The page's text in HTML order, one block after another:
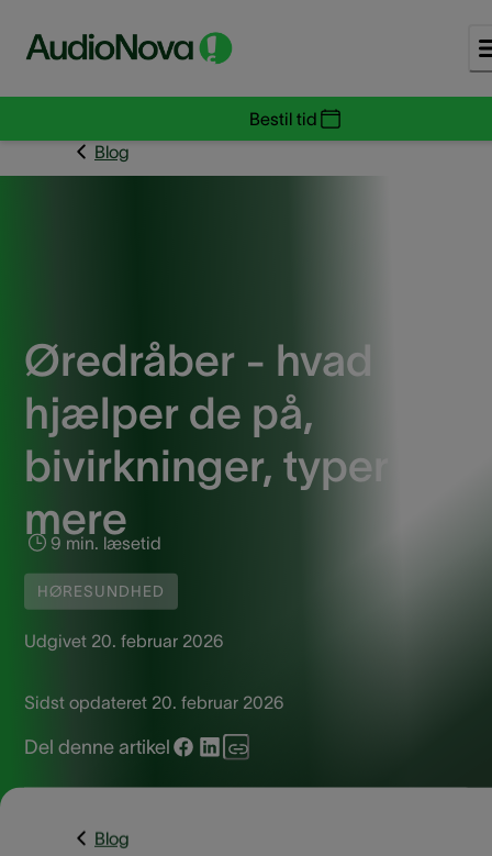
Bestil tid
Blog
Øredråber - hvad
hjælper de på,
bivirkninger, typer og
mere
9 min. læsetid
HØRESUNDHED
Udgivet 20. februar 2026
Sidst opdateret 20. februar 2026
Del denne artikel
Blog